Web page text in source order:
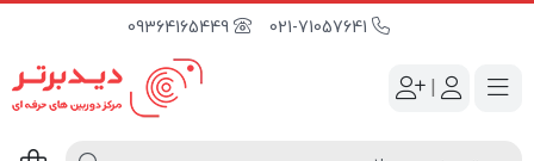
09364165449
|